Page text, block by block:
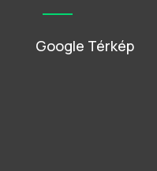
Google Térkép